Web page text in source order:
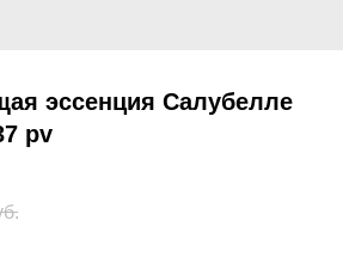
эссенция Салубелле
pv